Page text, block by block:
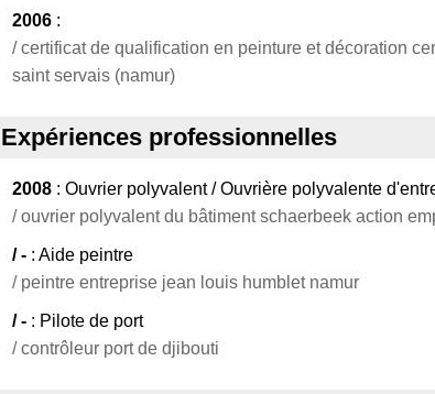
2006 :
/ certificat de qualification en peinture et décoration
saint servais (namur)
Expériences professionnelles
2008 : Ouvrier polyvalent / Ouvrière polyvalente
/ ouvrier polyvalent du bâtiment schaerbeek action
/ - : Aide peintre
/ peintre entreprise jean louis humblet namur
/ - : Pilote de port
/ contrôleur port de djibouti